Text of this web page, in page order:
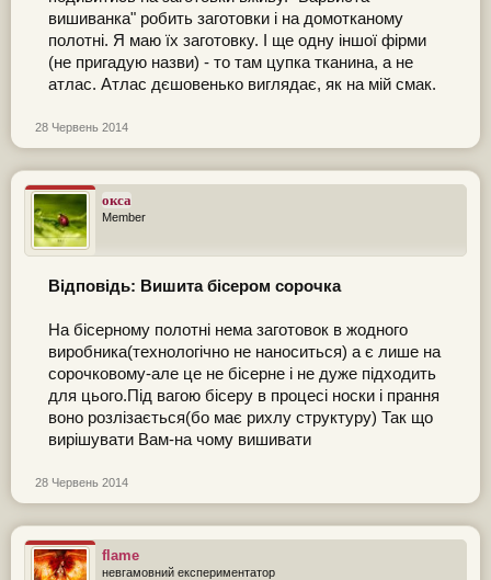
вишиванка" робить заготовки і на домотканому
полотні. Я маю їх заготовку. І ще одну іншої фірми
(не пригадую назви) - то там цупка тканина, а не
атлас. Атлас дєшовенько виглядає, як на мій смак.
28 Червень 2014
окса
Member
Відповідь: Вишита бісером сорочка
На бісерному полотні нема заготовок в жодного
виробника(технологічно не наноситься) а є лише на
сорочковому-але це не бісерне і не дуже підходить
для цього.Під вагою бісеру в процесі носки і прання
воно розлізається(бо має рихлу структуру) Так що
вирішувати Вам-на чому вишивати
28 Червень 2014
flame
невгамовний експериментатор